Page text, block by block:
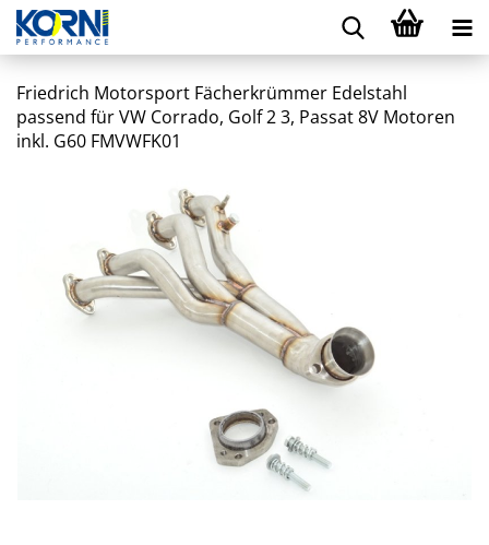
Friedrich Motorsport Fächerkrümmer Edelstahl
passend für VW Corrado, Golf 2 3, Passat 8V Motoren
inkl. G60 FMVWFK01